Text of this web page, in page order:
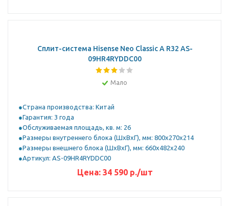
Сплит-система Hisense Neo Classic A R32 AS-
09HR4RYDDC00
Мало
Страна производства: Китай
Гарантия: 3 года
Обслуживаемая площадь, кв. м: 26
Размеры внутреннего блока (ШхВхГ), мм: 800x270x214
Размеры внешнего блока (ШхВхГ), мм: 660x482x240
Артикул: AS-09HR4RYDDC00
Цена: 34 590р./шт